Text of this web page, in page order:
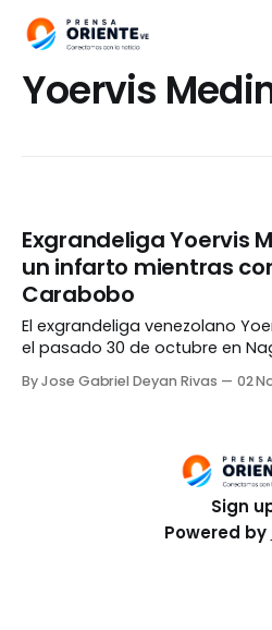
Yoervis
Exgrandeliga Yoervis
un infarto mientras
Carabobo
El exgrandeliga venezolano
el pasado 30 de octubre en
mientras conducía. De acuerdo a testigos, Medina, de
By Jose Gabriel Deyan Rivas 02
Sign
Powered by